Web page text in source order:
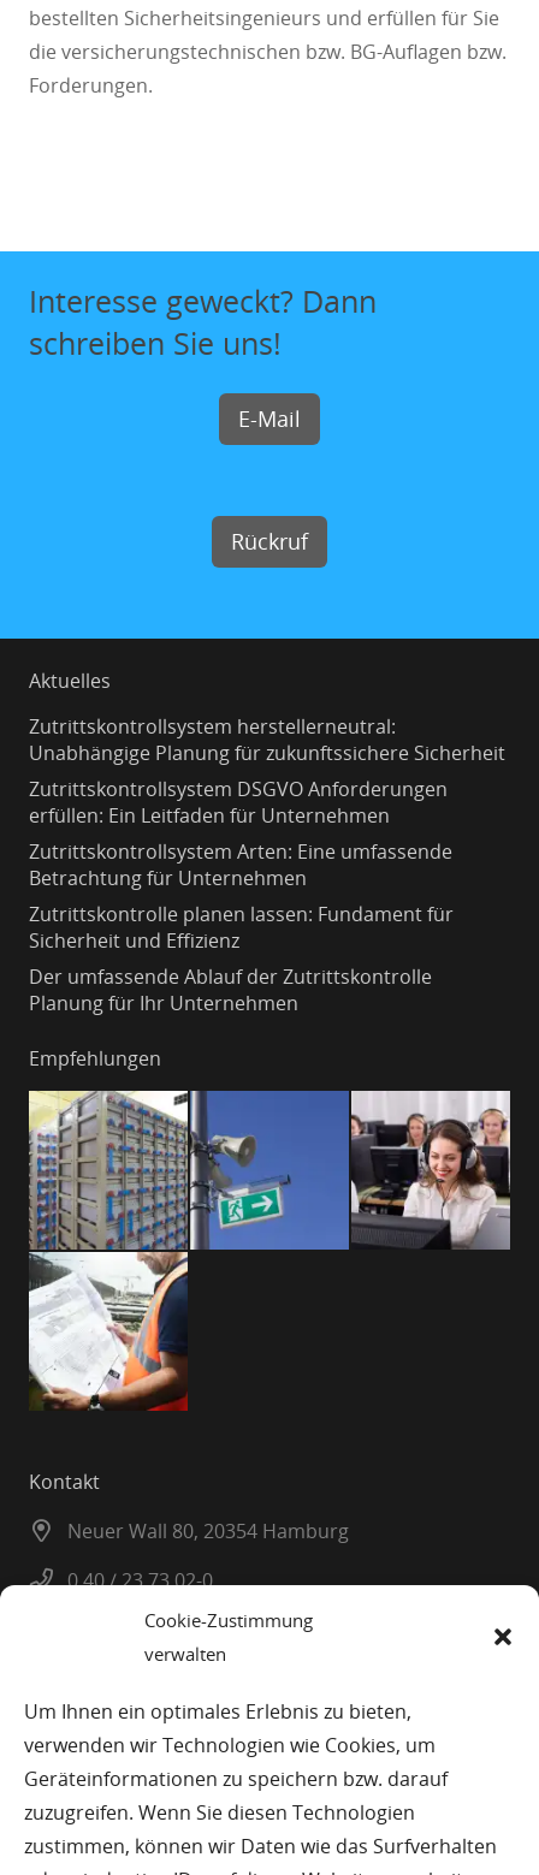
Cookie-Zustimmung
verwalten
Um Ihnen ein optimales Erlebnis zu bieten,
verwenden wir Technologien wie Cookies, um
Geräteinformationen zu speichern bzw. darauf
zuzugreifen. Wenn Sie diesen Technologien
zustimmen, können wir Daten wie das Surfverhalten
bestellten Sicherheitsingenieurs und erfüllen für Sie
die versicherungstechnischen bzw. BG-Auflagen bzw.
Forderungen.
Interesse geweckt? Dann
schreiben Sie uns!
E-Mail
Rückruf
Aktuelles
Zutrittskontrollsystem herstellerneutral:
Unabhängige Planung für zukunftssichere Sicherheit
Zutrittskontrollsystem DSGVO Anforderungen
erfüllen: Ein Leitfaden für Unternehmen
Zutrittskontrollsystem Arten: Eine umfassende
Betrachtung für Unternehmen
Zutrittskontrolle planen lassen: Fundament für
Sicherheit und Effizienz
Der umfassende Ablauf der Zutrittskontrolle
Planung für Ihr Unternehmen
Empfehlungen
Kontakt
Neuer Wall 80, 20354 Hamburg
0 40 / 23 73 02-0
0 40 / 23 08 25
© Planatel Planungs-und Beratungsges. mbH
Impressum